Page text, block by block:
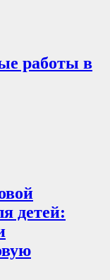
работы в
детей: